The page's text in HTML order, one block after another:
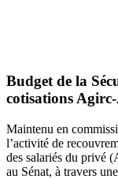
Budget de la
cotisations
Maintenu en
l’activité de
des salariés du privé
au Sénat, à travers